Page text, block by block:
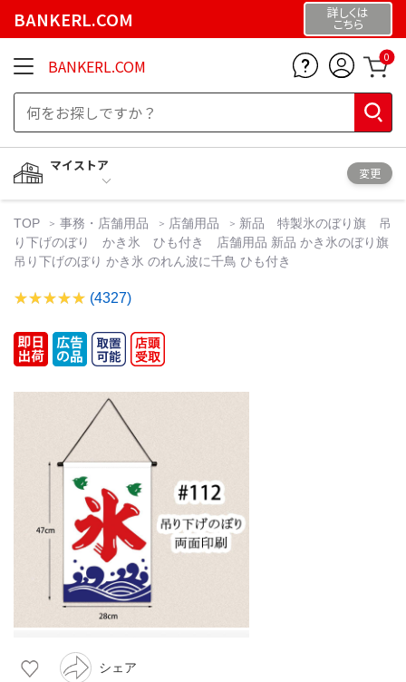
BANKERL.COM 詳しくは
こちら
BANKERL.COM 0
マイストア
変更
TOP 事務・店舗用品 店舗用品
新品 特製氷のぼり旗 吊
り下げのぼり かき氷 ひも付き 店舗用品 新品 かき氷のぼり旗
吊り下げのぼり かき氷 のれん波に千鳥 ひも付き
(4327)
シェア